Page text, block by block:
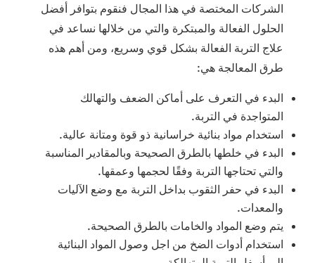
الشركات المختصة في هذا المجال فنقوم بتوافر أفضل
الحلول الفعالة والمبتكرة والتي من خلالها نساعد في
علاج التربة الفعالة بشكل قوي وسريع، ومن أهم هذه
طرق المعالجة هي:
البدء في التعرف على أماكن الضعف والتهالك
المتواجدة في التربة.
استخدام مواد بنائية خراسانية ذو قوة ومتانة عالية.
البدء في خلطها بالطرق الصحيحة وبالمقادير المناسبة
والتي تحتاجها التربة وفقًا لحجمها وعمقها.
البدء في حفر الثقوب بداخل التربة مع وضع الآليات
والمعدات.
يتم وضع المواد والخامات بالطرق الصحيحة.
استخدام أدوات الضخ من اجل وصول المواد البنائية